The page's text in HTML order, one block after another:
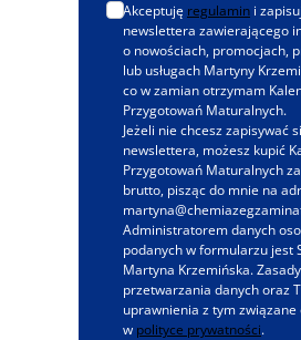
Akceptuję regulamin i
newslettera zawierającego
o nowościach, promocjach,
lub usługach Martyny
co w zamian otrzymam
Przygotowań Maturalnych.
Jeżeli nie chcesz zapisywać
newslettera, możesz kupić
Przygotowań Maturalnych za
brutto, pisząc do mnie na
Administratorem danych
podanych w formularzu jest
Martyna Krzemińska. Zasady
przetwarzania danych oraz
uprawnienia z tym związane
w polityce prywatności.